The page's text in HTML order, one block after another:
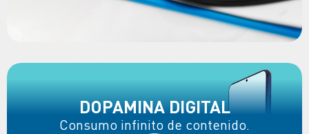
DOPAMINA DIGITAL
Consumo infinito de contenido.